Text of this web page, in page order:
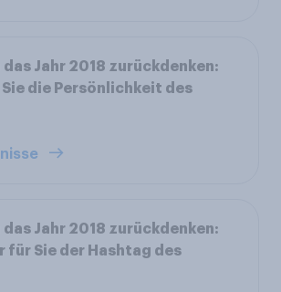
das Jahr 2018 zurückdenken:
die Persönlichkeit des
das Jahr 2018 zurückdenken:
für Sie der Hashtag des